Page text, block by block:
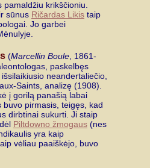
krikščioniu.
ir sūnus Ričardas Likis taip
Jo garbei
(Marcellin Boule , 1861-
paskelbęs
neandertaliečio,
Saints, analizę (1908).
į gorilą panašią labai
buvo pirmasis, teigęs, kad
dirbtinai sukurti. Ji staip
Piltdowno žmogaus (nes
yra kaip
vėliau paaiškėjo, buvo